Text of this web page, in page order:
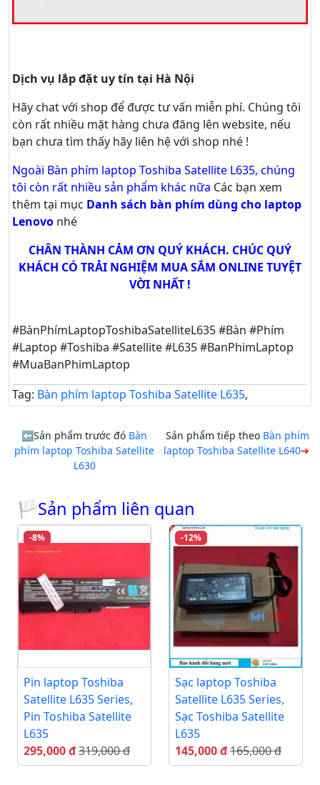
Dịch vụ lắp đặt uy tín tại Hà Nội
Hãy chatvới shop để được tư vấn miễn phí. Chúng tôi
còn rất nhiều mặt hàng chưa đăng lên website, nếu
bạn chưa tìm thấy hãy liên hệ với shop nhé !
Ngoài Bàn phím laptop Toshiba Satellite L635, chúng
tôi còn rất nhiều sản phẩm khác nữa Các bạn xem
thêm tại mục Danh sách bàn phím dùng cho laptop
Lenovo nhé
CHÂN THÀNH CẢM ƠN QUÝ KHÁCH. CHÚC QUÝ
KHÁCH CÓ TRẢI NGHIỆM MUA SẮM ONLINE TUYỆT
VỜI NHẤT !
#BànPhímLaptopToshibaSatelliteL635 #Bàn #Phím
#Laptop #Toshiba #Satellite #L635 #BanPhimLaptop
#MuaBanPhimLaptop
Tag: Bàn phím laptop Toshiba Satellite L635,
Sản phẩm trước đó Bàn
phím laptop Toshiba Satellite
L630
Sản phẩm tiếp theo Bàn phím
laptop Toshiba Satellite L640
🏳Sản phẩm liên quan
-8%
Pin laptop Toshiba
Satellite L635 Series,
Pin Toshiba Satellite
L635
295,000 đ319,000 đ
-12%
Sạc laptop Toshiba
Satellite L635 Series,
Sạc Toshiba Satellite
L635
145,000 đ165,000 đ